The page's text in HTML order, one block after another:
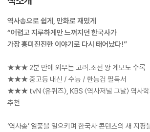
역사송으로 쉽게, 만화로 재밌게
“어렵고 지루하게만 느껴지던 한국사가
가장 흥미진진한 이야기로 다시 태어났다!”
★★★ 2분 만에 외우는 고려․조선 왕 계보도 수록
★★★ 중고등 내신 / 수능 / 한능검 필독서
★★★ tvN 〈유퀴즈〉, KBS 〈역사저널 그날〉 역사
추천
‘역사송’ 열풍을 일으키며 한국사 콘텐츠의 새 지평